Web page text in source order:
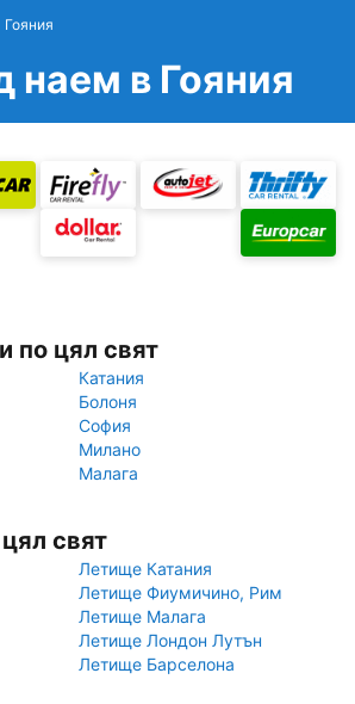
Гояния
наем в Гояния
по цял свят
Катания
Болоня
София
Милано
Малага
свят
Летище Катания
Летище Фиумичино, Рим
Летище Малага
Летище Лондон Лутън
Летище Барселона